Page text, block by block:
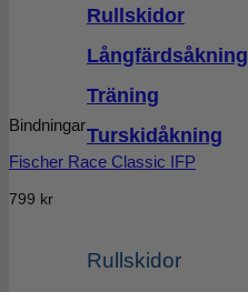
Rullskidor
Långfärdsåkning
Träning
Turskidåkning
Rullskidor
Bindningar
Fischer Race Classic IFP
799 kr